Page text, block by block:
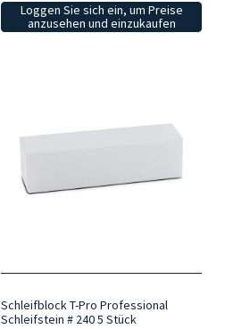
Loggen Sie sich ein, um Preise
anzusehen und einzukaufen
Schleifblock T-Pro Professional
Schleifstein # 240 5 Stück